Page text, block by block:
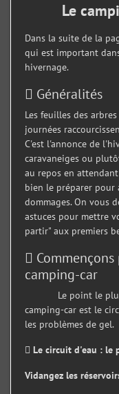
Le
Dans la suite de la
qui est important
hivernage.
Généralités
Les feuilles des
journées
C'est l'annonce de
caravaneiges ou
au repos en
bien le préparer
dommages. On vous
astuces pour mettre
partir" aux premiers
camping-car
Le point le
camping-car est le
les problèmes de gel.
Le circuit d'eau : le
Vidangez les